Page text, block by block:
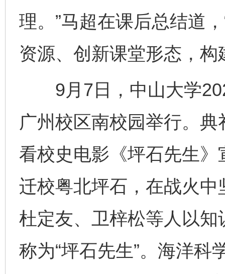
理。”马超在课后总结道
资源、创新课堂形态，
9月7日，中山大学
广州校区南校园举行。
看校史电影《坪石先生
迁校粤北坪石，在战火
杜定友、卫梓松等人以
称为“坪石先生”。海洋科